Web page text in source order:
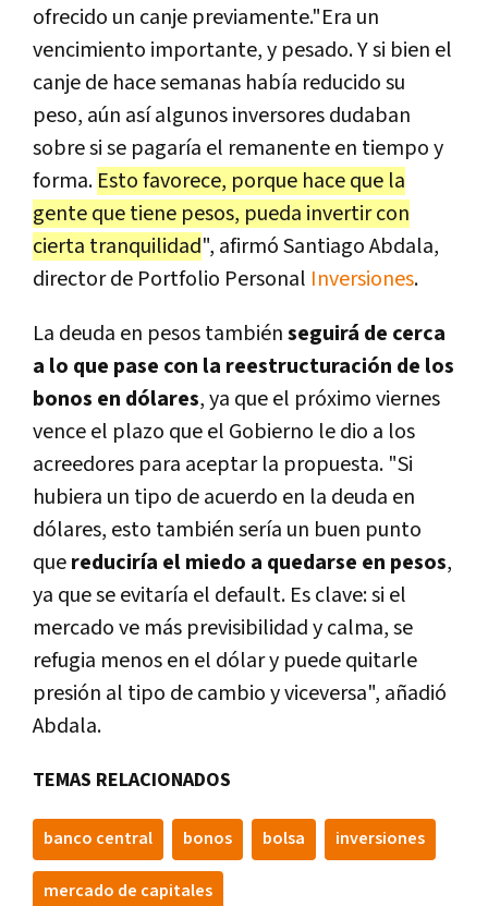
ofrecido un canje previamente."Era un
vencimiento importante, y pesado. Y si bien el
canje de hace semanas había reducido su
peso, aún así algunos inversores dudaban
sobre si se pagaría el remanente en tiempo y
forma. Esto favorece, porque hace que la
gente que tiene pesos, pueda invertir con
cierta tranquilidad", afirmó Santiago Abdala,
director de Portfolio Personal Inversiones.
La deuda en pesos tambiénseguirá de cerca
a lo que pase con la reestructuración de los
bonos en dólares, ya que el próximo viernes
vence el plazo que el Gobierno le dio a los
acreedores para aceptar la propuesta. "Si
hubiera un tipo de acuerdo en la deuda en
dólares, esto también sería un buen punto
quereduciría el miedo a quedarse en pesos,
ya que se evitaría el default. Es clave: si el
mercado ve más previsibilidad y calma, se
refugia menos en el dólar y puede quitarle
presión al tipo de cambio y viceversa", añadió
Abdala.
TEMAS RELACIONADOS
banco central bonos bolsa inversiones
mercado de capitales